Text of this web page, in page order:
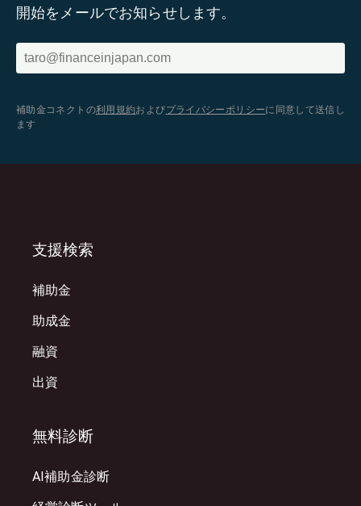
開始をメールでお知らせします。
補助金コネクトの利用規約およびプライバシーポリシーに同意して送信し
ます
支援検索
補助金
助成金
融資
出資
無料診断
AI補助金診断